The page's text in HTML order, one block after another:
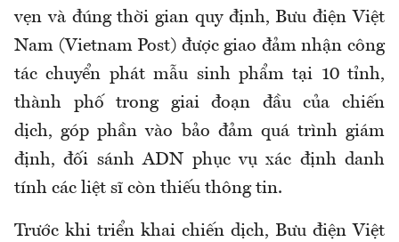
vẹn và đúng thời gian quy định, Bưu điện Việt
Nam (Vietnam Post) được giao đảm nhận công
tác chuyển phát mẫu sinh phẩm tại 10 tỉnh,
thành phố trong giai đoạn đầu của chiến
dịch, góp phần vào bảo đảm quá trình giám
định, đối sánh ADN phục vụ xác định danh
tính các liệt sĩ còn thiếu thông tin.
Trước khi triển khai chiến dịch, Bưu điện Việt